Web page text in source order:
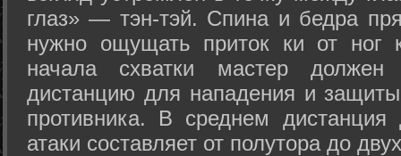
глаз» — тэн-тэй. Спина и бедра
нужно ощущать приток ки от
начала схватки мастер должен
дистанцию для нападения и
противника. В среднем
атаки составляет от полутора до